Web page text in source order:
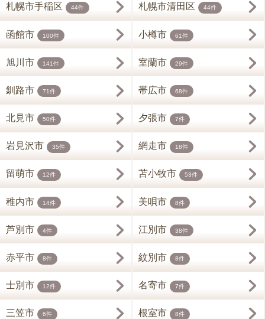
札幌市手稲区 44件 札幌市清田区 44件
函館市 100件 小樽市 61件
旭川市 141件 室蘭市 29件
釧路市 71件 帯広市 68件
北見市 50件 夕張市 7件
岩見沢市 35件 網走市 18件
留萌市 12件 苫小牧市 53件
稚内市 14件 美唄市 8件
芦別市 4件 江別市 38件
赤平市 8件 紋別市 8件
士別市 12件 名寄市 7件
三笠市 6件 根室市 8件